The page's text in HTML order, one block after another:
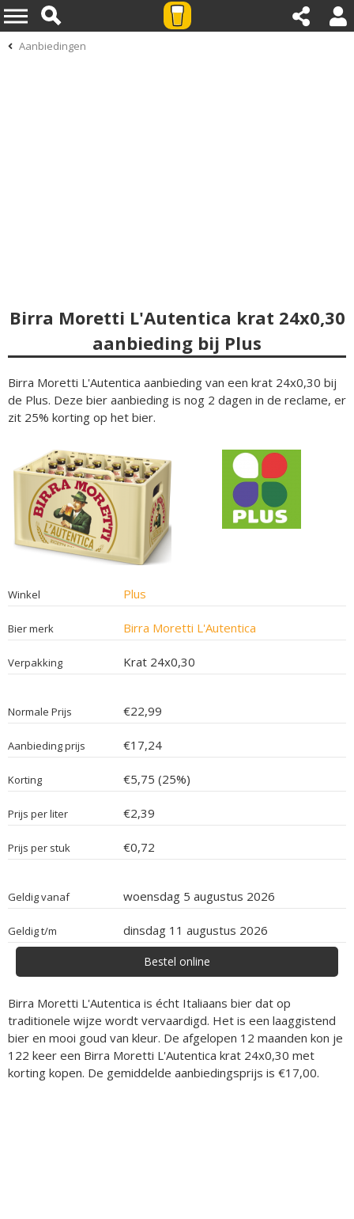
Aanbiedingen
Birra Moretti L'Autentica krat 24x0,30
aanbieding bij Plus
Birra Moretti L'Autentica aanbieding van een krat 24x0,30 bij
de Plus. Deze bier aanbieding is nog 2 dagen in de reclame, er
zit 25% korting op het bier.
Winkel Plus
Bier merk Birra Moretti L'Autentica
Verpakking Krat 24x0,30
Normale Prijs €22,99
Aanbieding prijs €17,24
Korting €5,75 (25%)
Prijs per liter €2,39
Prijs per stuk €0,72
Geldig vanaf woensdag 5 augustus 2026
Geldig t/m dinsdag 11 augustus 2026
Bestel online
Birra Moretti L'Autentica is écht Italiaans bier dat op
traditionele wijze wordt vervaardigd. Het is een laaggistend
bier en mooi goud van kleur. De afgelopen 12 maanden kon je
122 keer een Birra Moretti L'Autentica krat 24x0,30 met
korting kopen. De gemiddelde aanbiedingsprijs is €17,00.